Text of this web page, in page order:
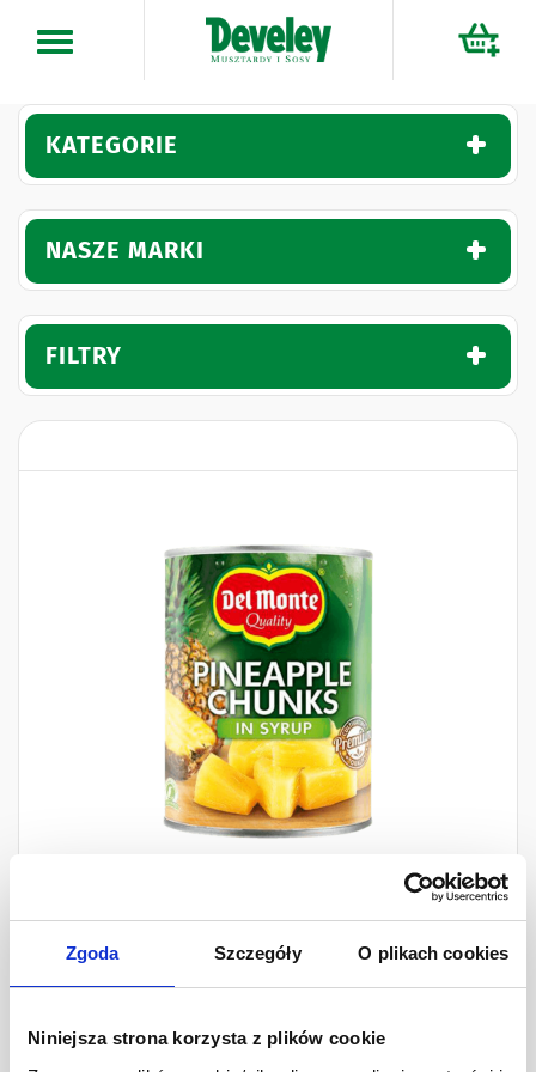
Zgoda Szczegóły O plikach cookies
Niniejsza strona korzysta z plików cookie
KATEGORIE
NASZE MARKI
FILTRY
Del Monte Ananas kawałki
570 g
9,96 zł Ilość
-